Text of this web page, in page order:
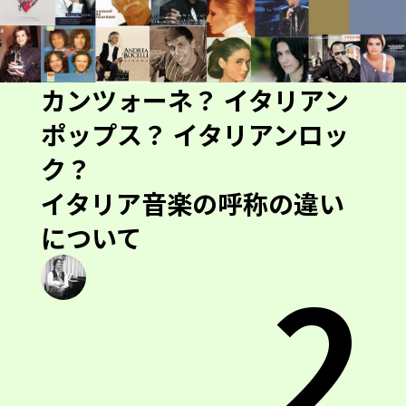
カンツォーネ？ イタリアン
ポップス？ イタリアンロッ
ク？
イタリア音楽の呼称の違い
について
2